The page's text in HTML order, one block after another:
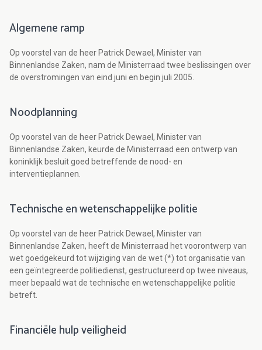
Algemene ramp
Op voorstel van de heer Patrick Dewael, Minister van
Binnenlandse Zaken, nam de Ministerraad twee beslissingen over
de overstromingen van eind juni en begin juli 2005.
Noodplanning
Op voorstel van de heer Patrick Dewael, Minister van
Binnenlandse Zaken, keurde de Ministerraad een ontwerp van
koninklijk besluit goed betreffende de nood- en
interventieplannen.
Technische en wetenschappelijke politie
Op voorstel van de heer Patrick Dewael, Minister van
Binnenlandse Zaken, heeft de Ministerraad het voorontwerp van
wet goedgekeurd tot wijziging van de wet (*) tot organisatie van
een geïntegreerde politiedienst, gestructureerd op twee niveaus,
meer bepaald wat de technische en wetenschappelijke politie
betreft.
Financiële hulp veiligheid